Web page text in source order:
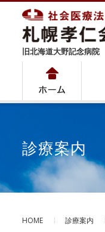
旧北海道大野記念病院
診療案内
HOME 診療案内